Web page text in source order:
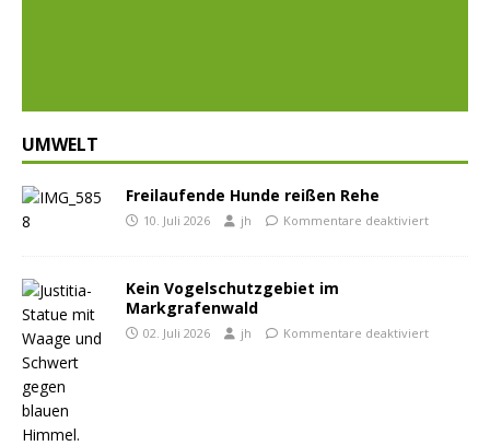
UMWELT
Freilaufende Hunde reißen Rehe
10. Juli 2026 jh Kommentare deaktiviert
Kein Vogelschutzgebiet im
Markgrafenwald
02. Juli 2026 jh Kommentare deaktiviert